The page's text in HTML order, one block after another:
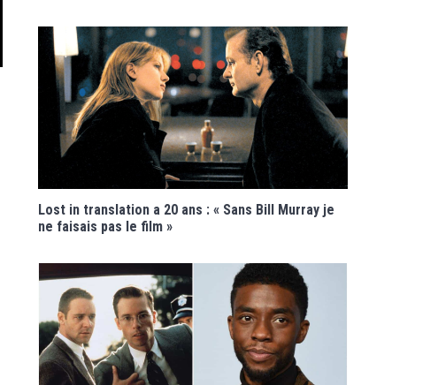
Lost in translation a 20 ans : « Sans Bill Murray je
ne faisais pas le film »